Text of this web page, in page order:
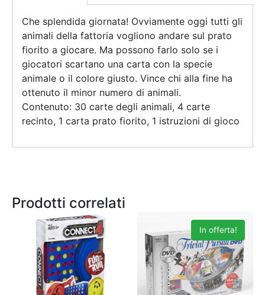
Che splendida giornata! Ovviamente oggi tutti gli
animali della fattoria vogliono andare sul prato
fiorito a giocare. Ma possono farlo solo se i
giocatori scartano una carta con la specie
animale o il colore giusto. Vince chi alla fine ha
ottenuto il minor numero di animali.
Contenuto: 30 carte degli animali, 4 carte
recinto, 1 carta prato fiorito, 1 istruzioni di gioco
Prodotti correlati
In offerta!